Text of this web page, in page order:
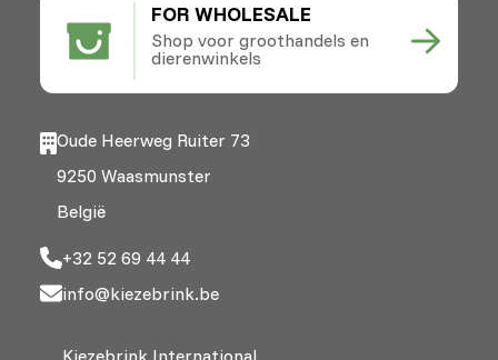
FOR WHOLESALE
Shop voor groothandels en
dierenwinkels
Oude Heerweg Ruiter 73
9250 Waasmunster
België
+32 52 69 44 44
info@kiezebrink.be